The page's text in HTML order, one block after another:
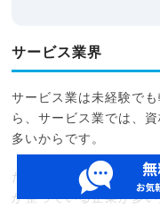
サービス業界
サービス業は未経験で
ら、サービス業では、
多いからです。
たとえ未経験でも、未
が整っている企業が多